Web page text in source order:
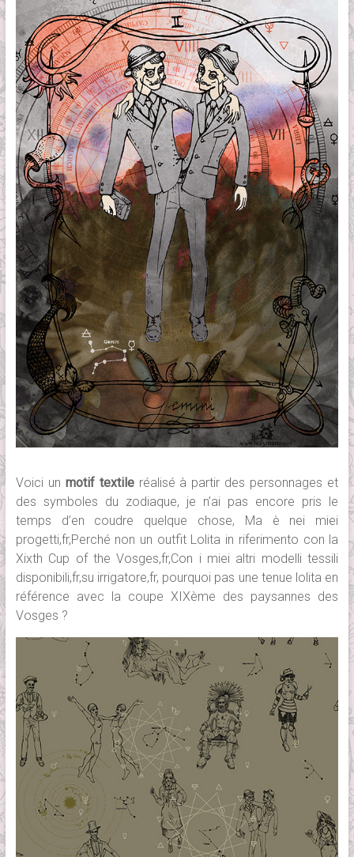
Voici un motif textileréalisé à partir des personnages et
des symboles du zodiaque, je n’ai pas encore pris le
temps d’en coudre quelque chose, Ma è nei miei
progetti,fr,Perché non un outfit Lolita in riferimento con la
Xixth Cup of the Vosges,fr,Con i miei altri modelli tessili
disponibili,fr,su irrigatore,fr, pourquoi pas une tenue lolita en
référence avec la coupe XIXème des paysannes des
Vosges ?